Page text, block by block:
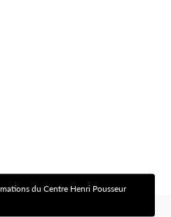
du Centre Henri Pousseur